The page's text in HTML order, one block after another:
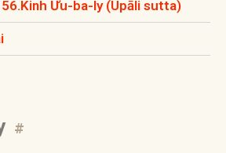
Ưu-ba-ly (Upāli sutta)
#